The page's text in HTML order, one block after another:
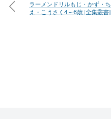
ラーメンドリルもじ・かず・ち
え・こうさく4～6歳 [全集叢書]